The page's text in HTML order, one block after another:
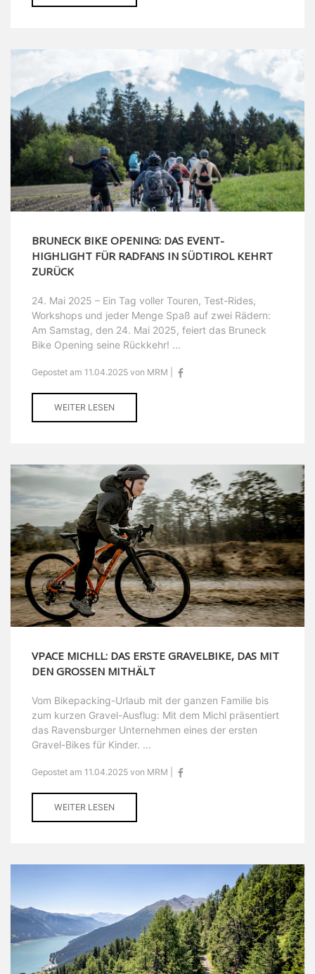
BRUNECK BIKE OPENING: DAS EVENT-
HIGHLIGHT FÜR RADFANS IN SÜDTIROL KEHRT
ZURÜCK
24. Mai 2025 – Ein Tag voller Touren, Test-Rides,
Workshops und jeder Menge Spaß auf zwei Rädern:
Am Samstag, den 24. Mai 2025, feiert das Bruneck
Bike Opening seine Rückkehr! ...
Gepostet am 11.04.2025 von MRM |
WEITER LESEN
VPACE MICHLL: DAS ERSTE GRAVELBIKE, DAS MIT
DEN GROSSEN MITHÄLT
Vom Bikepacking-Urlaub mit der ganzen Familie bis
zum kurzen Gravel-Ausflug: Mit dem Michl präsentiert
das Ravensburger Unternehmen eines der ersten
Gravel-Bikes für Kinder. ...
Gepostet am 11.04.2025 von MRM |
WEITER LESEN